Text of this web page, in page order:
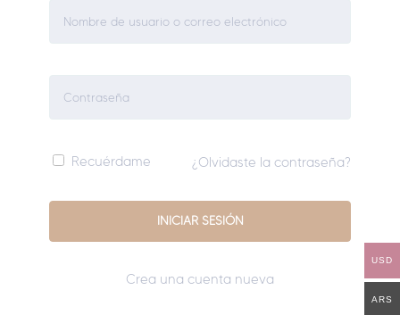
Recuérdame ¿Olvidaste la contraseña?
Crea una cuenta nueva
USD
ARS